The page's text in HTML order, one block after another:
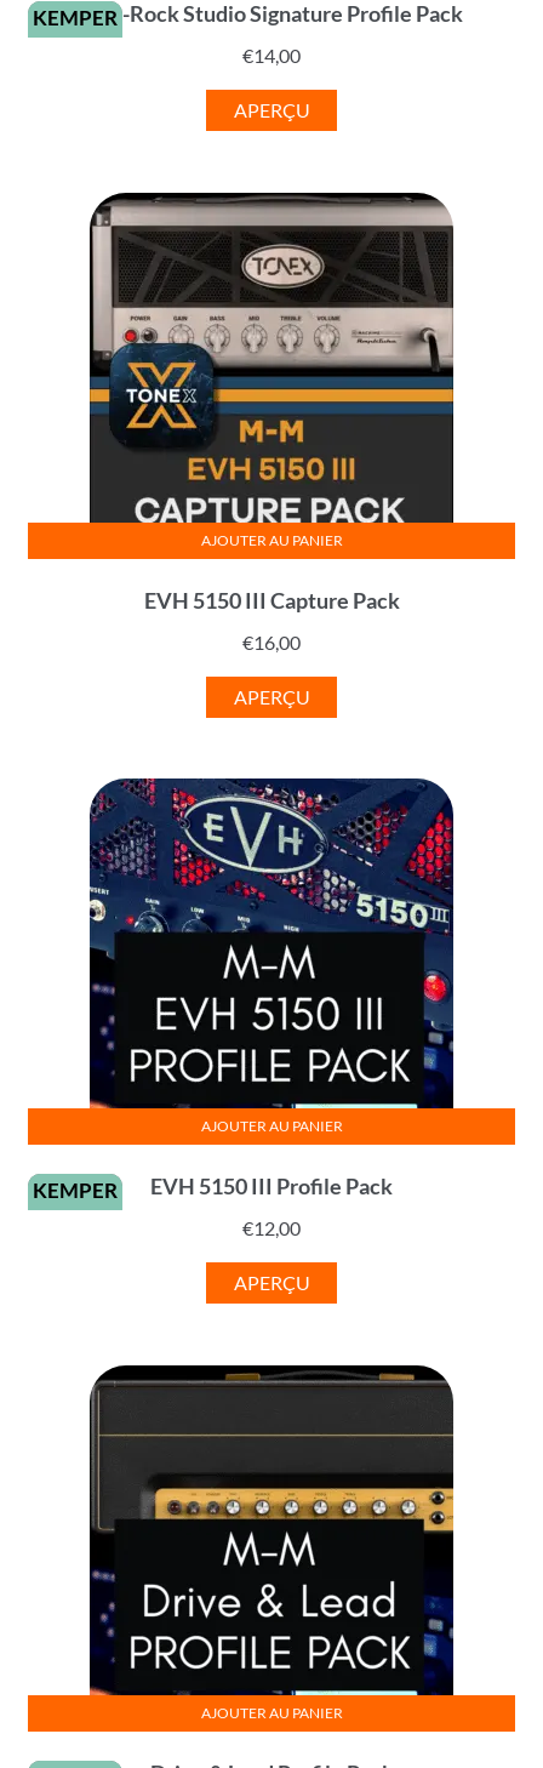
KEMPERTwo-Rock Studio Signature Profile Pack
€14,00
APERÇU
EVH 5150 III Capture Pack
€16,00
AJOUTER AU PANIER
APERÇU
KEMPER EVH 5150 III Profile Pack
€12,00
AJOUTER AU PANIER
APERÇU
AJOUTER AU PANIER